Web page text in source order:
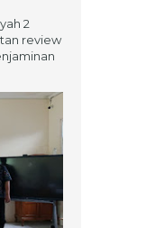
2
review